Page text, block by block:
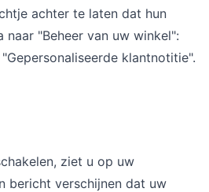
achter te laten dat hun
naar "Beheer van uw winkel":
klantnotitie".
ziet u op uw
bericht verschijnen dat uw